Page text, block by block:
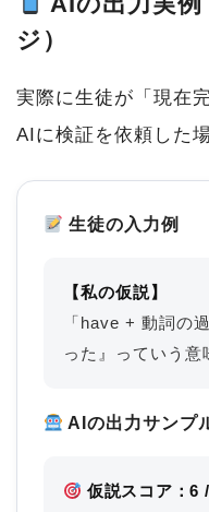
ジ）
実際に生徒が「現在
AIに検証を依頼した
生徒の入力例
【私の仮説】
「have + 動詞の
った』っていう意
AIの出力サンプ
仮説スコア：6